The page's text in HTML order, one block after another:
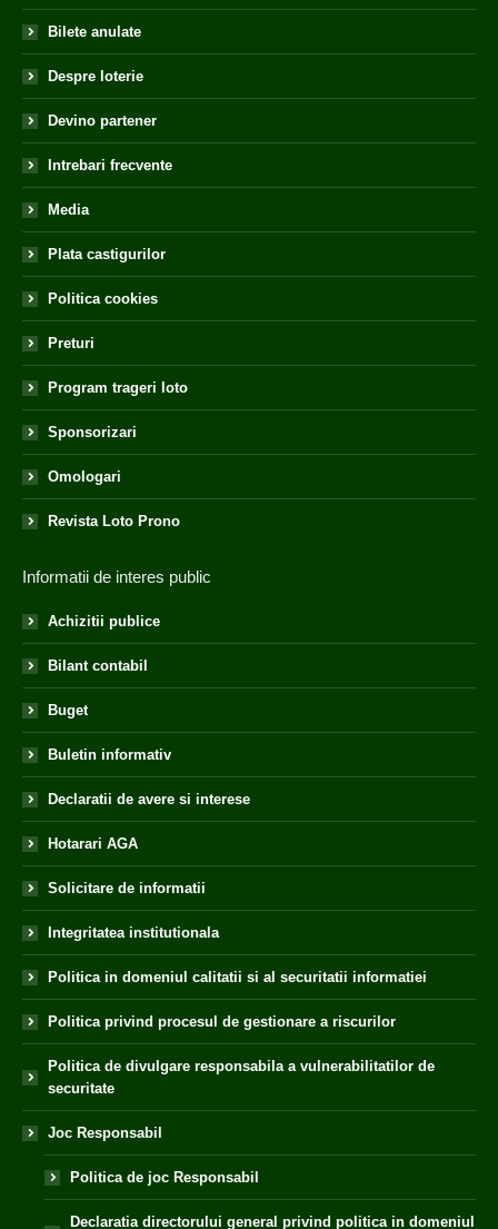
Bilete anulate
Despre loterie
Devino partener
Intrebari frecvente
Media
Plata castigurilor
Politica cookies
Preturi
Program trageri loto
Sponsorizari
Omologari
Revista Loto Prono
Informatii de interes public
Achizitii publice
Bilant contabil
Buget
Buletin informativ
Declaratii de avere si interese
Hotarari AGA
Solicitare de informatii
Integritatea institutionala
Politica in domeniul calitatii si al securitatii informatiei
Politica privind procesul de gestionare a riscurilor
Politica de divulgare responsabila a vulnerabilitatilor de
securitate
Joc Responsabil
Politica de joc Responsabil
Declaratia directorului general privind politica in domeniul